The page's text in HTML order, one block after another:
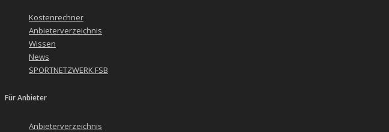
Kostenrechner
Anbieterverzeichnis
Wissen
News
SPORTNETZWERK.FSB
Für Anbieter
Anbieterverzeichnis